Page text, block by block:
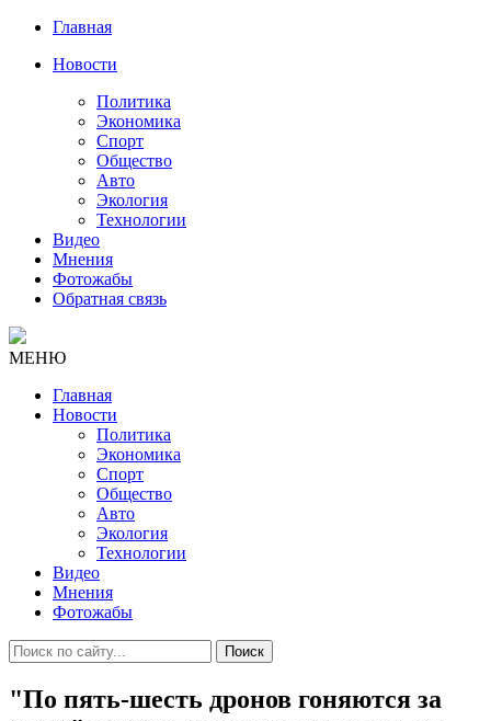
Главная
Новости
Политика
Экономика
Спорт
Общество
Авто
Экология
Технологии
Видео
Мнения
Фотожабы
Обратная связь
МЕНЮ
Главная
Новости
Политика
Экономика
Спорт
Общество
Авто
Экология
Технологии
Видео
Мнения
Фотожабы
Поиск
"По пять-шесть дронов гоняются за